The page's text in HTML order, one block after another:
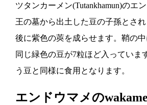
ツタンカーメン(Tutankhamun)のエ
王の墓から出土した豆の子孫とさ
後に紫色の莢を成らせます。鞘の
同じ緑色の豆が7粒ほど入っていま
う豆と同様に食用となります。
エンドウマメの